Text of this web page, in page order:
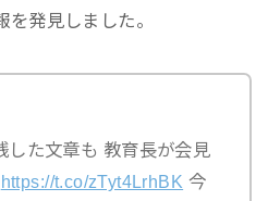
発見しました。
した文章も 教育長が会見
https://t.co/zTyt4LrhBK 今